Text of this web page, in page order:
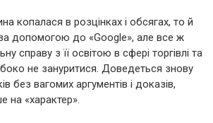
копалася в розцінках і обсягах, то й
допомогою до «Google», але все ж
справу з її освітою в сфері торгівлі та
не зануритися. Доведеться знову
без вагомих аргументів і доказів,
на «характер».